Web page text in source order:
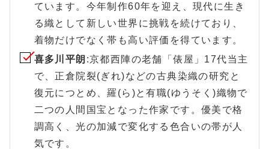
ています。今年制作60年を迎え、現代に生き
る織として新しい世界に挑戦を続けており、
着物だけでなく帯も高い評価を得ています。
喜多川平朗 :京都西陣の老舗「俵屋」17代当主
で、正倉院裂(ぎれ)などの古典染織の研究と
復元につとめ、羅(ら)と有職(ゆうそく)織物で
二つの人間国宝となった作家です。優美で格
調高く、光の加減で変化する色合いの帯が人
気です。